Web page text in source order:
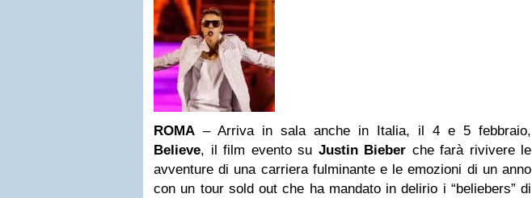
ROMA – Arriva in sala anche in Italia, il 4 e 5 febbraio,
Believe, il film evento su Justin Bieber che farà rivivere le
avventure di una carriera fulminante e le emozioni di un anno
con un tour sold out che ha mandato in delirio i “beliebers” di